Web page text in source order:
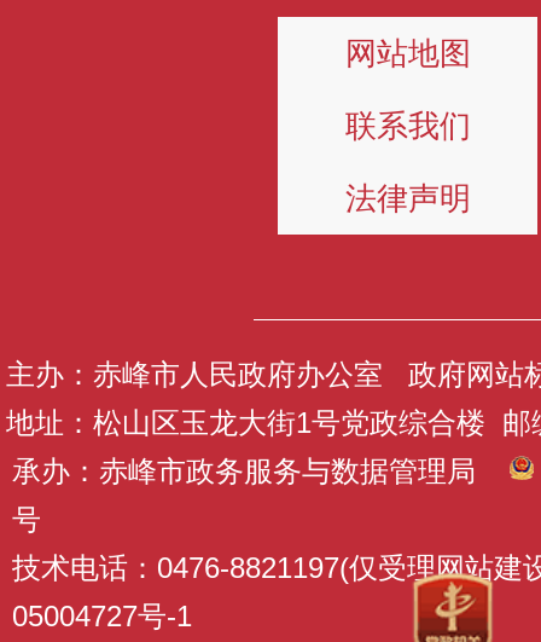
网站地图
联系我们
法律声明
主办：赤峰市人民政府办公室 政府网站
地址：松山区玉龙大街1号党政综合楼 邮
承办：赤峰市政务服务与数据管理局
号
技术电话：0476-8821197(仅受理网站建
05004727号-1